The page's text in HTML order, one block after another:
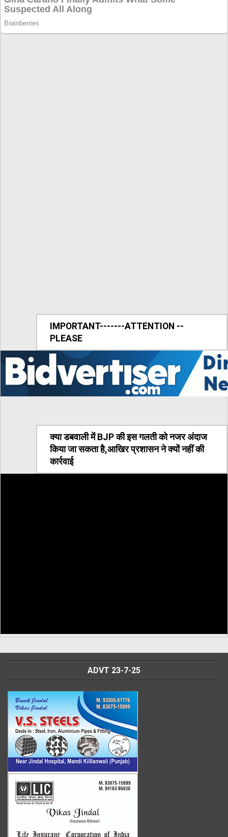
IMPORTANT-------ATTENTION --
PLEASE
क्या डबवाली में BJP की इस गलती को नजर अंदाज
किया जा सकता है,आखिर प्रशासन ने क्यों नहीं की
कार्रवाई
ADVT 23-7-25